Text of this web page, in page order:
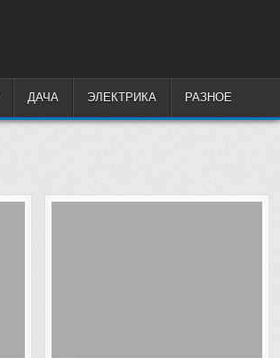
ДАЧА ЭЛЕКТРИКА РАЗНОЕ